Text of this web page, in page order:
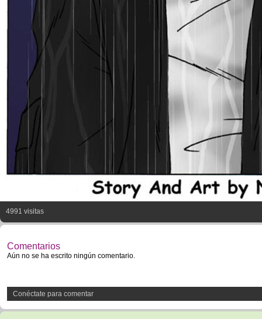
4991 visitas
Comentarios
Aún no se ha escrito ningún comentario.
Conéctate para comentar